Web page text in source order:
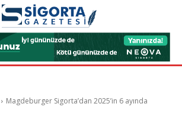
Magdeburger Sigorta’dan 2025’in 6 ayında